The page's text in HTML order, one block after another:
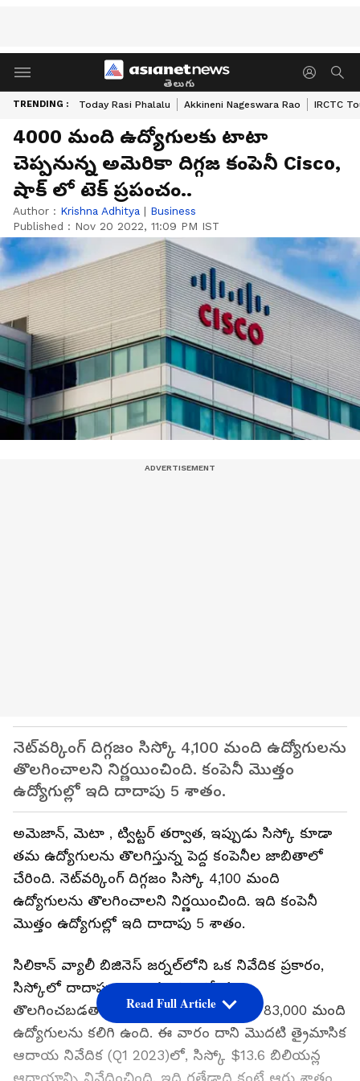
తెలుగు
TRENDING : Today Rasi Phalalu Akkineni Nageswara Rao IRCTC
4000 మంది ఉద్యోగులకు టాటా
చెప్పనున్న అమెరికా దిగ్గజ కంపెనీ Cisco,
షాక్ లో టెక్ ప్రపంచం..
Author : Krishna Adhitya | Business
Published : Nov 20 2022, 11:09 PM IST
నెట్‌వర్కింగ్ దిగ్గజం సిస్కో 4,100 మంది ఉద్యోగులను
తొలగించాలని నిర్ణయించింది. కంపెనీ మొత్తం
ఉద్యోగుల్లో ఇది దాదాపు 5 శాతం.
అమెజాన్, మెటా , ట్విట్టర్ తర్వాత, ఇప్పుడు సిస్కో కూడా
తమ ఉద్యోగులను తొలగిస్తున్న పెద్ద కంపెనీల జాబితాలో
చేరింది. నెట్‌వర్కింగ్ దిగ్గజం సిస్కో 4,100 మంది
ఉద్యోగులను తొలగించాలని నిర్ణయించింది. ఇది కంపెనీ
మొత్తం ఉద్యోగుల్లో ఇది దాదాపు 5 శాతం.
సిలికాన్ వ్యాలీ బిజినెస్ జర్నల్‌లోని ఒక నివేదిక ప్రకారం,
సిస్కోలో దాదాపు 4,100 మంది ఉద్యోగులు
తొలగించబడతారు. సిస్కో ప్రపంచవ్యాప్తంగా 83,000 మంది
ఉద్యోగులను కలిగి ఉంది. ఈ వారం దాని మొదటి త్రైమాసిక
ఆదాయ నివేదిక (Q1 2023)లో, సిస్కో $13.6 బిలియన్ల
Read Full Article